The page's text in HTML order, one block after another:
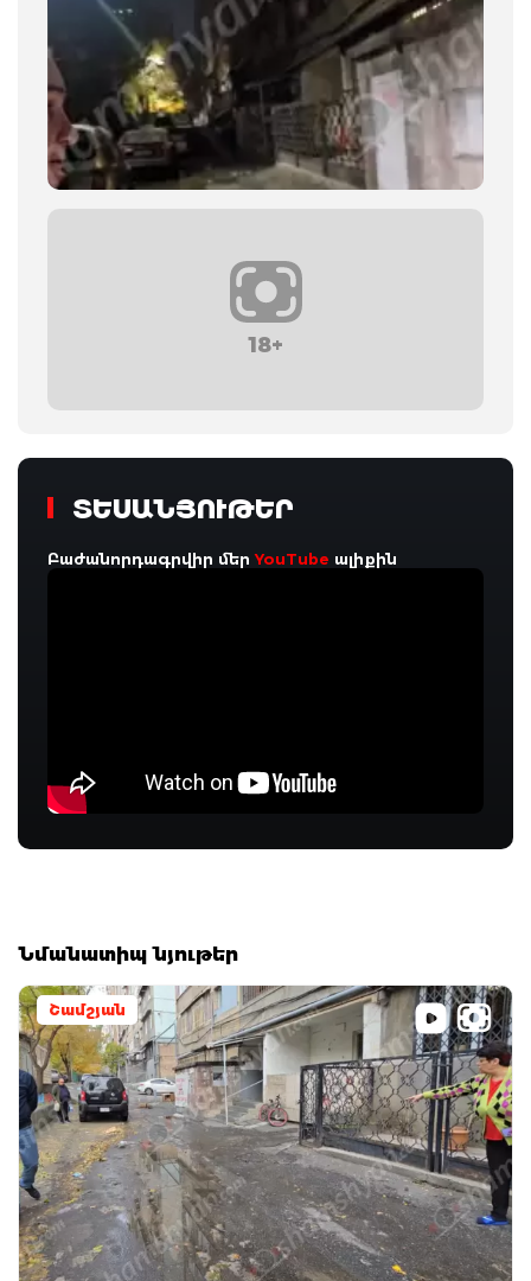
18+
ՏԵՍԱՆՅՈՒԹԵՐ
Բաժանորդագրվիր մերYouTube ալիքին
Նմանատիպ նյութեր
Շամշյան